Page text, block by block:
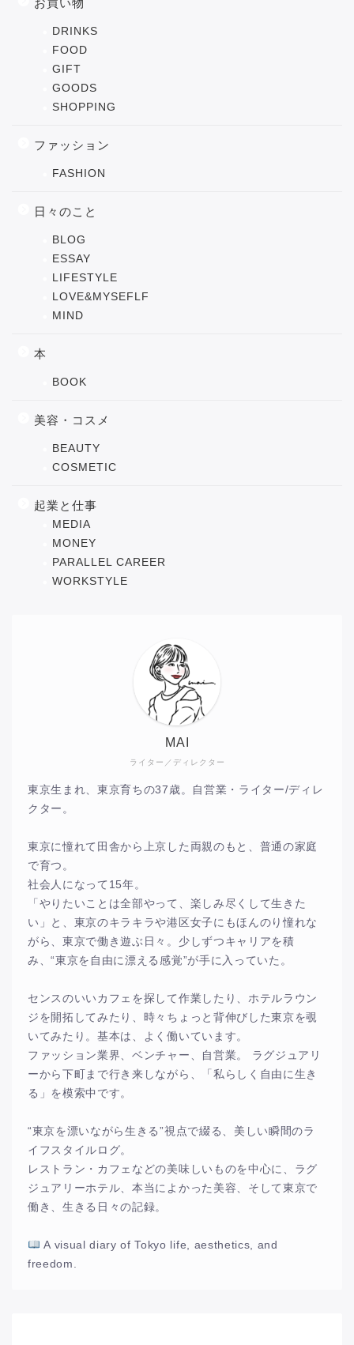
お買い物
DRINKS
FOOD
GIFT
GOODS
SHOPPING
ファッション
FASHION
日々のこと
BLOG
ESSAY
LIFESTYLE
LOVE&MYSEFLF
MIND
本
BOOK
美容・コスメ
BEAUTY
COSMETIC
起業と仕事
MEDIA
MONEY
PARALLEL CAREER
WORKSTYLE
ライター／ディレクター
MAI
東京生まれ、東京育ちの37歳。自営業・ライター/ディレ
クター。
東京に憧れて田舎から上京した両親のもと、普通の家庭
で育つ。
社会人になって15年。
「やりたいことは全部やって、楽しみ尽くして生きた
い」と、東京のキラキラや港区女子にもほんのり憧れな
がら、東京で働き遊ぶ日々。少しずつキャリアを積
み、“東京を自由に漂える感覚”が手に入っていた。
センスのいいカフェを探して作業したり、ホテルラウン
ジを開拓してみたり、時々ちょっと背伸びした東京を覗
いてみたり。基本は、よく働いています。
ファッション業界、ベンチャー、自営業。 ラグジュアリ
ーから下町まで行き来しながら、「私らしく自由に生き
る」を模索中です。
“東京を漂いながら生きる”視点で綴る、美しい瞬間のラ
イフスタイルログ。
レストラン・カフェなどの美味しいものを中心に、ラグ
ジュアリーホテル、本当によかった美容、そして東京で
働き、生きる日々の記録。
A visual diary of Tokyo life, aesthetics, and
freedom.